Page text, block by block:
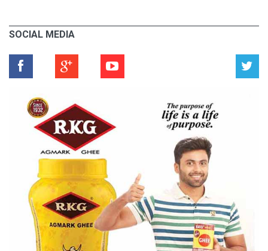
SOCIAL MEDIA